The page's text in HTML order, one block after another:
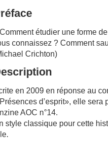
étudier une forme
connaissez ? Comment
Crichton)
en 2009 en réponse au
d’esprit», elle
AOC n°14.
style classique pour cette